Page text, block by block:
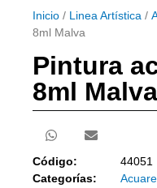
Inicio / Linea Artística /
8ml Malva
Pintura
8ml Malva
Código:
44051
Categorías: